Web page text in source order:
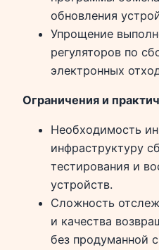
обновления
Упрощение
регуляторов по
электронных
Ограничения и
Необходимость
инфраструктуру
тестирования и
устройств.
Сложность
и качества
без продуманной